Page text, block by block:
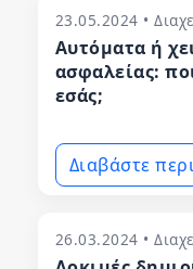
23.05.2024 •
Αυτόματα ή
ασφαλείας:
εσάς;
Διαβάστε
26.03.2024 •